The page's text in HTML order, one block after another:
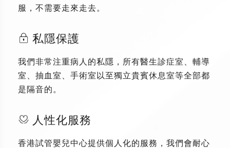
服，不需要走來走去。
私隱保護
我們非常注重病人的私隱，所有醫生診症室、輔導
室、抽血室、手術室以至獨立貴賓休息室等全部都
是隔音的。
人性化服務
香港試管嬰兒中心提供個人化的服務，我們會耐心